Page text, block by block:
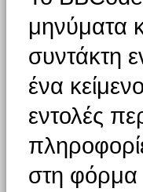
μηνύματα
συντάκτη
ένα
εντολές
στη φόρμα